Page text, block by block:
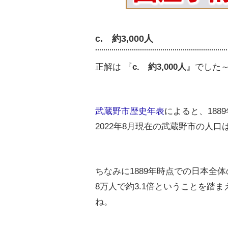
c. 約3,000人
正解は 『c. 約3,000人』でした
武蔵野市歴史年表によると、
2022年8月現在の武蔵野市の人口
ちなみに1889年時点での日本全
8万人で約3.1倍ということを踏
ね。